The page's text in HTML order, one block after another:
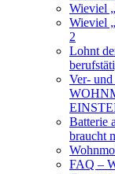
Wieviel
Wieviel
2
Lohnt
Ver-
Batterie
braucht
FAQ –